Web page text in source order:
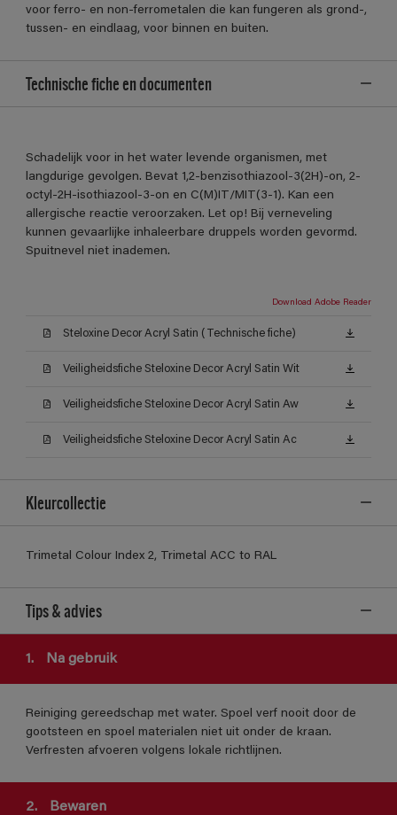
voor ferro- en non-ferrometalen die kan fungeren als grond-,
tussen- en eindlaag, voor binnen en buiten.
Technische fiche en documenten
Schadelijk voor in het water levende organismen, met
langdurige gevolgen. Bevat 1,2-benzisothiazool-3(2H)-on, 2-
octyl-2H-isothiazool-3-on en C(M)IT/MIT(3-1). Kan een
allergische reactie veroorzaken. Let op! Bij verneveling
kunnen gevaarlijke inhaleerbare druppels worden gevormd.
Spuitnevel niet inademen.
Download Adobe Reader
Steloxine Decor Acryl Satin (Technische fiche)
Veiligheidsfiche Steloxine Decor Acryl Satin Wit
Veiligheidsfiche Steloxine Decor Acryl Satin Aw
Veiligheidsfiche Steloxine Decor Acryl Satin Ac
Kleurcollectie
Trimetal Colour Index 2, Trimetal ACC to RAL
Tips & advies
1. Na gebruik
Reiniging gereedschap met water. Spoel verf nooit door de
gootsteen en spoel materialen niet uit onder de kraan.
Verfresten afvoeren volgens lokale richtlijnen.
2. Bewaren